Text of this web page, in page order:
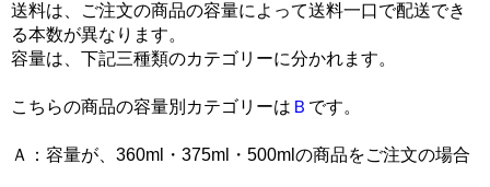
送料は、ご注文の商品の容量によって送料一口で配送でき
る本数が異なります。
容量は、下記三種類のカテゴリーに分かれます。
こちらの商品の容量別カテゴリーは Ｂ です。
Ａ：容量が、360ml・375ml・500mlの商品をご注文の場合